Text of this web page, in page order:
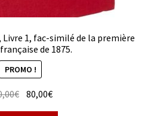
Livre 1, fac-similé de la première
de 1875.
PROMO !
€ Le
80,00€Le